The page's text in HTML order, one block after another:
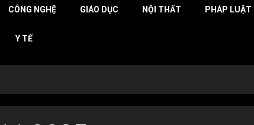
CÔNG NGHỆ GIÁO DỤC NỘI THẤT PHÁP LUẬT
Y TẾ